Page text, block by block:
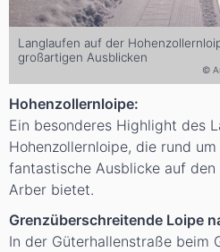
Langlaufen auf der
großartigen Ausblicken
©
Hohenzollernloipe:
Ein besonderes Highlight des
Hohenzollernloipe, die rund
fantastische Ausblicke auf
Arber bietet.
Grenzüberschreitende Loipe
In der Güterhallenstraße beim